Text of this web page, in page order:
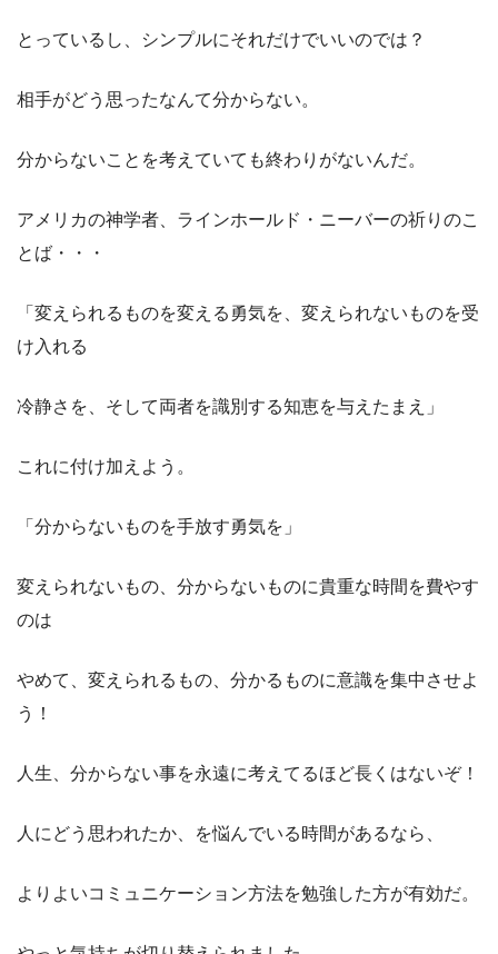
とっているし、シンプルにそれだけでいいのでは？
相手がどう思ったなんて分からない。
分からないことを考えていても終わりがないんだ。
アメリカの神学者、ラインホールド・ニーバーの祈りのこ
とば・・・
「変えられるものを変える勇気を、変えられないものを受
け入れる
冷静さを、そして両者を識別する知恵を与えたまえ」
これに付け加えよう。
「分からないものを手放す勇気を」
変えられないもの、分からないものに貴重な時間を費やす
のは
やめて、変えられるもの、分かるものに意識を集中させよ
う！
人生、分からない事を永遠に考えてるほど長くはないぞ！
人にどう思われたか、を悩んでいる時間があるなら、
よりよいコミュニケーション方法を勉強した方が有効だ。